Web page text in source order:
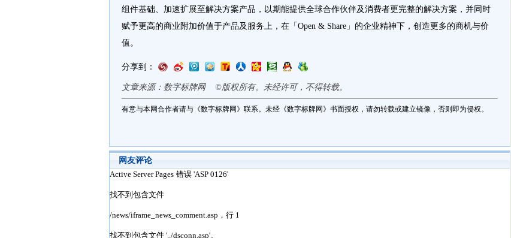
组件基础、加速扩展至解决方案产品，以期能提供全球合作伙伴及消费者更完整的解决方案，并同时
赋予更高的商业附加价值于产品及服务上，在「Open & Share」的企业精神下，创造更多的商机与价
值。
分享到：
文章来源：数字标牌网 ©版权所有。未经许可，不得转载。
有意与本网合作者请与《数字标牌网》联系。未经《数字标牌网》书面授权，请勿转载或建立镜像，否则即为侵权。
网友评论